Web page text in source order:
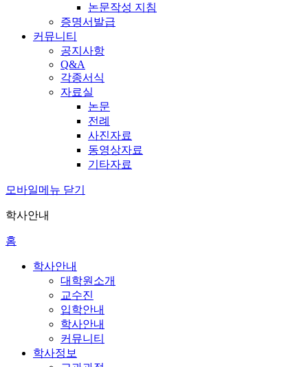
논문작성 지침
증명서발급
커뮤니티
공지사항
Q&A
각종서식
자료실
논문
전례
사진자료
동영상자료
기타자료
모바일메뉴 닫기
학사안내
홈
학사안내
대학원소개
교수진
입학안내
학사안내
커뮤니티
학사정보